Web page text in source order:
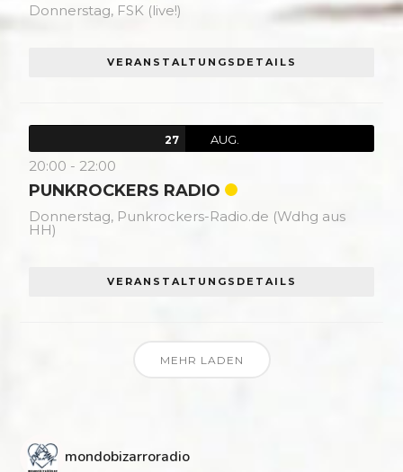
Donnerstag, FSK (live!)
VERANSTALTUNGSDETAILS
27 AUG.
20:00 - 22:00
PUNKROCKERS RADIO
Donnerstag, Punkrockers-Radio.de (Wdhg aus
HH)
VERANSTALTUNGSDETAILS
MEHR LADEN
mondobizarroradio